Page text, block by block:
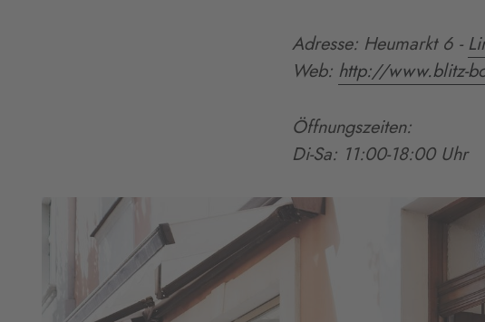
Adresse: Heumarkt 6 -
Web: http://www.blitz-
Öffnungszeiten:
Di-Sa: 11:00-18:00 Uhr